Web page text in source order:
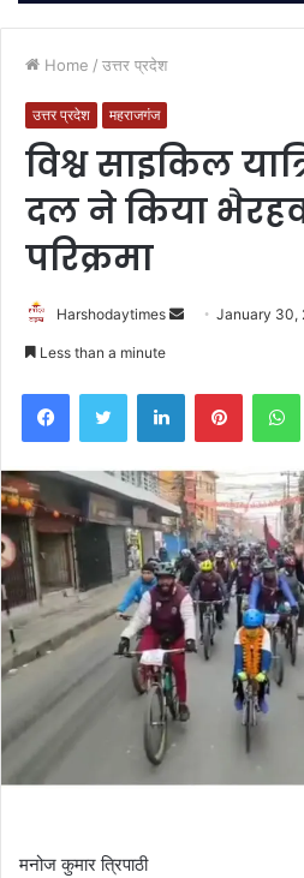
Home / उत्तर प्रदेश
उत्तर प्रदेश महराजगंज
विश्व साइकिल
दल ने किया
परिक्रमा
Harshodaytimes
SendJanuary 30,
Less than a minute
FacebookTwitter LinkedInPinterest
मनोज कुमार त्रिपाठी